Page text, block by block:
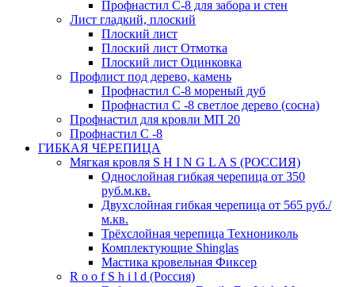
Профнастил С-8 для забора и стен
Лист гладкий, плоский
Плоский лист
Плоский лист Отмотка
Плоский лист Оцинковка
Профлист под дерево, камень
Профнастил С-8 мореный дуб
Профнастил С -8 светлое дерево (сосна)
Профнастил для кровли МП 20
Профнастил С -8
ГИБКАЯ ЧЕРЕПИЦА
Мягкая кровля S H I N G L A S (РОССИЯ)
Однослойная гибкая черепица от 350
руб.м.кв.
Двухслойная гибкая черепица от 565 руб./
м.кв.
Трёхслойная черепица Технониколь
Комплектующие Shinglas
Мастика кровельная Фиксер
R o o f S h i l d (Россия)